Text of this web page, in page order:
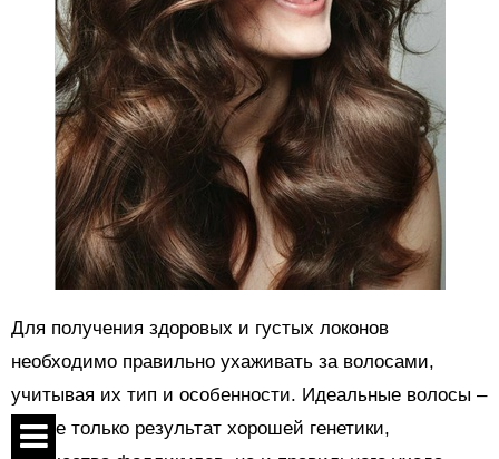
Для получения здоровых и густых локонов
необходимо правильно ухаживать за волосами,
учитывая их тип и особенности. Идеальные волосы –
это не только результат хорошей генетики,